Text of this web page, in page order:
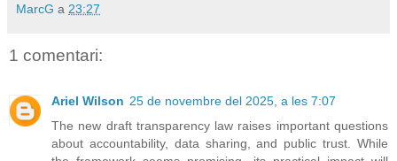
MarcG a 23:27
1 comentari:
Ariel Wilson 25 de novembre del 2025, a les 7:07
The new draft transparency law raises important questions
about accountability, data sharing, and public trust. While